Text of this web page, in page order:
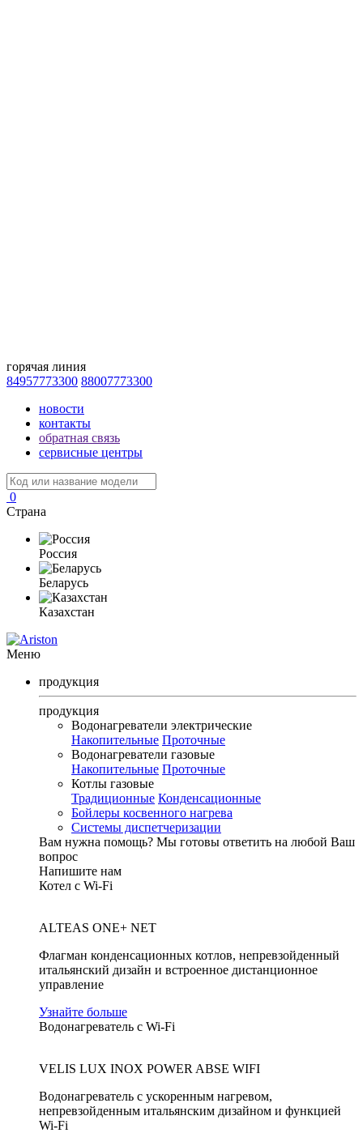
горячая линия
84957773300 88007773300
новости
контакты
обратная связь
сервисные центры
0
Страна
Россия
Беларусь
Казахстан
Меню
продукция
продукция
Водонагреватели электрические
Накопительные Проточные
Водонагреватели газовые
Накопительные Проточные
Котлы газовые
Традиционные Конденсационные
Бойлеры косвенного нагрева
Системы диспетчеризации
Вам нужна помощь? Мы готовы ответить на любой Ваш
вопрос
Напишите нам
Котел с Wi-Fi
ALTEAS ONE+ NET
Флагман конденсационных котлов, непревзойденный
итальянский дизайн и встроенное дистанционное
управление
Узнайте больше
Водонагреватель с Wi-Fi
VELIS LUX INOX POWER ABSE WIFI
Водонагреватель с ускоренным нагревом,
непревзойденным итальянским дизайном и функцией
Wi-Fi